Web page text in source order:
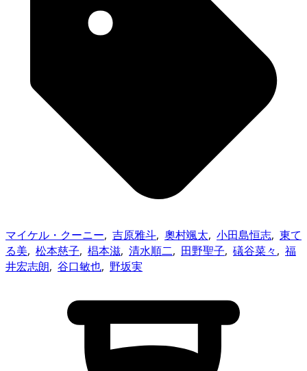
マイケル・クーニー, 吉原雅斗, 奧村颯太, 小田島恒志, 東て
る美, 松本慈子, 椙本滋, 清水順二, 田野聖子, 礒谷菜々, 福
井宏志朗, 谷口敏也, 野坂実